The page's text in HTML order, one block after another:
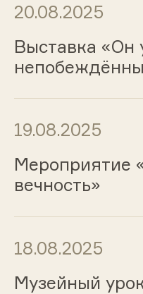
20.08.2025
Выставка «Он
19.08.2025
Мероприятие
вечность»
18.08.2025
Музейный